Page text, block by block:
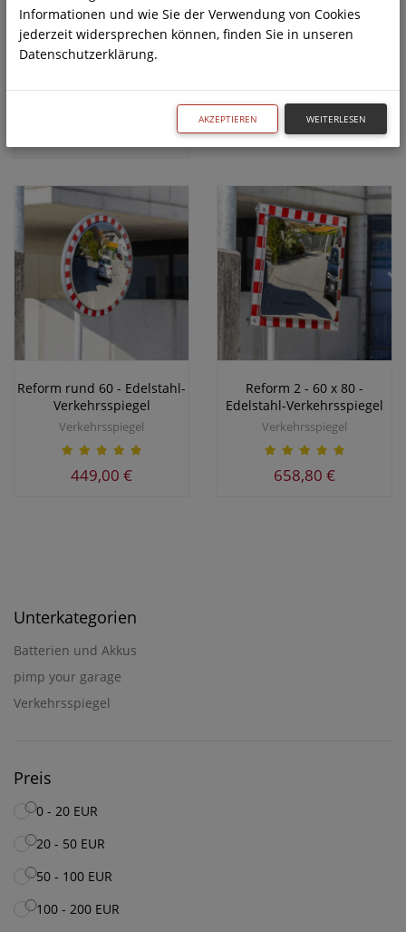
Reform 3 - 80 x 100 -
Edelstahl-Verkehrsspiegel
Verkehrsspiegel
22,00 €
Reform rund 60 - Edelstahl-
Verkehrsspiegel
Verkehrsspiegel
449,00 €
Reform 2 - 60 x 80 -
Edelstahl-Verkehrsspiegel
Verkehrsspiegel
658,80 €
Unterkategorien
Batterien und Akkus
pimp your garage
Verkehrsspiegel
Preis
0 - 20 EUR
20 - 50 EUR
50 - 100 EUR
100 - 200 EUR
Informationen und wie Sie der Verwendung von Cookies
jederzeit widersprechen können, finden Sie in unseren
Datenschutzerklärung.
AKZEPTIEREN WEITERLESEN